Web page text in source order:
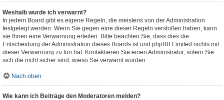
Weshalb wurde ich verwarnt?
In jedem Board gibt es eigene Regeln, die meistens von der Administration
festgelegt werden. Wenn Sie gegen eine dieser Regeln verstoßen haben, kann
sie Ihnen eine Verwarnung erteilen. Bitte beachten Sie, dass dies die
Entscheidung der Administration dieses Boards ist und phpBB Limited nichts mit
dieser Verwarnung zu tun hat. Kontaktieren Sie einen Administrator, sofern Sie
sich die nicht sicher sind, wieso Sie verwarnt wurden.
Nach oben
Wie kann ich Beiträge den Moderatoren melden?